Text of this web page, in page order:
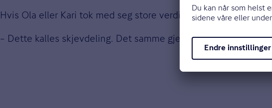
Hvis Ola eller Kari tok med seg store verdier inn i ekteskapet,
– Dette kalles skjevdeling. Det samme gjelder ved særeie